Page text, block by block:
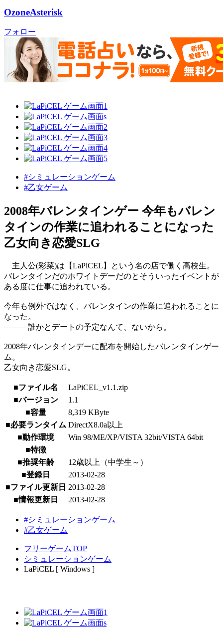
OzoneAsterisk
フォロー
#シミュレーションゲーム
#乙女ゲーム
2008年バレンタインゲー 今年もバレン
タインの作業に追われることになった
乙女向き恋愛SLG
主人公(彩菜)は【LaPiCEL】という名の店で働く高校生。
バレンタインだのホワイトデーだのとそういったイベントが
ある度に仕事に追われている。
今年も例外ではなく、バレンタインの作業に追われることに
なった。
―――誰かとデートの予定なんて、ないから。
2008年バレンタインデーに配布を開始したバレンタインゲー
ム。
乙女向き恋愛SLG。
■ファイル名
LaPiCEL_v1.1.zip
■バージョン
1.1
■容量
8,319 KByte
■必要ランタイム DirectX8.0a以上
■動作環境
Win 98/ME/XP/VISTA 32bit/VISTA 64bit
■特徴
■推奨年齢
12歳以上（中学生～）
■登録日
2013-02-28
■ファイル更新日 2013-02-28
■情報更新日
2013-02-28
#シミュレーションゲーム
#乙女ゲーム
フリーゲームTOP
シミュレーションゲーム
LaPiCEL [ Windows ]